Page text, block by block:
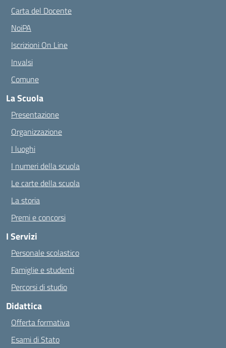
Carta del Docente
NoiPA
Iscrizioni On Line
Invalsi
Comune
La Scuola
Presentazione
Organizzazione
I luoghi
I numeri della scuola
Le carte della scuola
La storia
Premi e concorsi
I Servizi
Personale scolastico
Famiglie e studenti
Percorsi di studio
Didattica
Offerta formativa
Esami di Stato